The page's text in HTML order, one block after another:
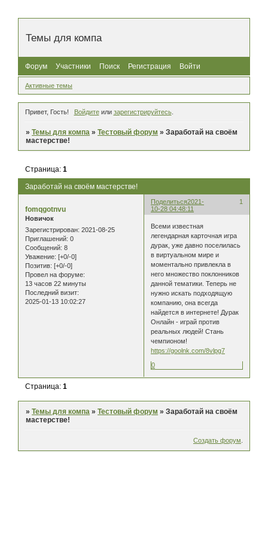
Темы для компа
Форум Участники Поиск Регистрация Войти
Активные темы
Привет, Гость! Войдитеили зарегистрируйтесь.
»Темы для компа »Тестовый форум »Заработай на своём
мастерстве!
Заработай на своём мастерстве!
Страница:1
Поделиться 1
2021-
10-28 04:48:11
fomqgotnvu
Новичок
Зарегистрирован: 2021-08-25
Приглашений: 0
Сообщений: 8
Уважение: [+0/-0]
Позитив: [+0/-0]
Провел на форуме:
13 часов 22 минуты
Последний визит:
2025-01-13 10:02:27
Всеми известная
легендарная карточная игра
дурак, уже давно поселилась
в виртуальном мире и
моментально привлекла в
него множество поклонников
данной тематики. Теперь не
нужно искать подходящую
компанию, она всегда
найдется в интернете! Дурак
Онлайн - играй против
реальных людей! Стань
чемпионом!
https://goolnk.com/8vlpg7
0
Страница:1
»Темы для компа »Тестовый форум »Заработай на своём
мастерстве!
Создать форум